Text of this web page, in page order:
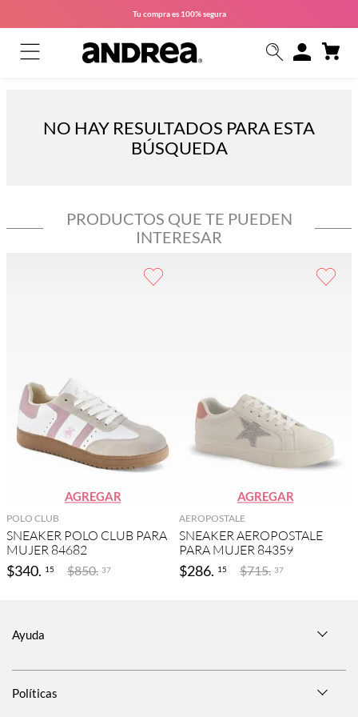
Tu compra es 100% segura
NO HAY RESULTADOS PARA ESTA
BÚSQUEDA
PRODUCTOS QUE TE PUEDEN
INTERESAR
AGREGAR
POLO CLUB
SNEAKER POLO CLUB PARA
MUJER 84682
$340. 15 $850. 37
AGREGAR
AEROPOSTALE
SNEAKER AEROPOSTALE
PARA MUJER 84359
$286. 15 $715. 37
Ayuda
Políticas